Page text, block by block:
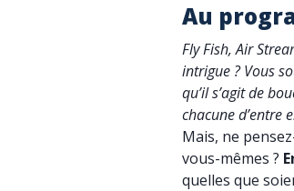
Au
Fly Fish, Air
intrigue ? Vous
qu’il s’agit de
chacune d’entre
Mais, ne
vous-mêmes ?
quelles que